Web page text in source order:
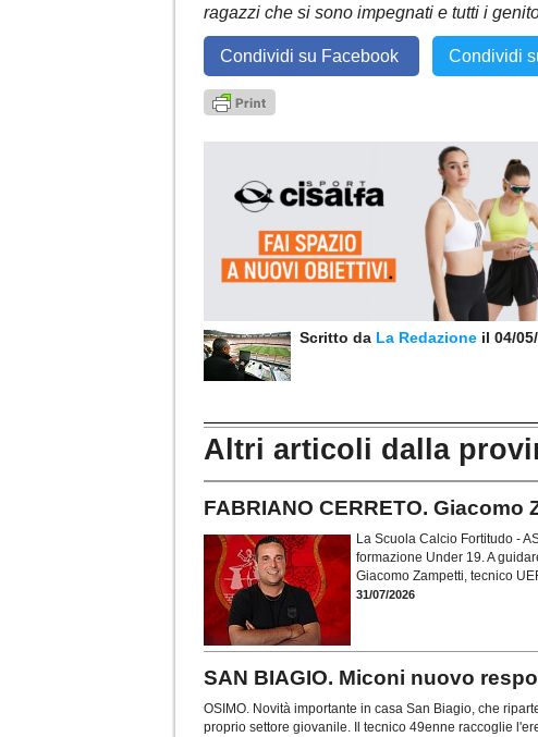
ragazzi che si sono impegnati e tutti i
Condividi su Facebook Condividi
Scritto da La Redazione il 04/
Altri articoli dalla
FABRIANO CERRETO.
La Scuola Calcio Fortitudo -
formazione Under 19. A
Giacomo Zampetti, tecnico
31/07/2026
SAN BIAGIO. Miconi nuovo
OSIMO. Novità importante in casa San Biagio, che
proprio settore giovanile. Il tecnico 49enne raccoglie